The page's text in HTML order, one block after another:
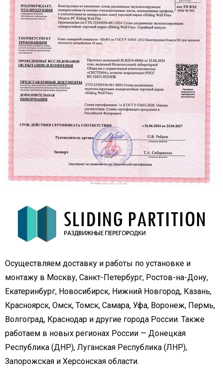
Осуществляем доставку и работы по установке и
монтажу в Москву, Санкт-Петербург, Ростов-на-Дону,
Екатеринбург, Новосибирск, Нижний Новгород, Казань,
Красноярск, Омск, Томск, Самара, Уфа, Воронеж, Пермь,
Волгоград, Краснодар и другие города России. Также
работаем в новых регионах России — Донецкая
Республика (ДНР), Луганская Республика (ЛНР),
Запорожская и Херсонская области.